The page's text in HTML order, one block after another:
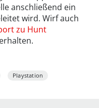
anschließend ein
wird. Wirf auch
zu Hunt
Playstation